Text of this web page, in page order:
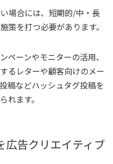
場合には、短期的/中・長
策を打つ必要があります。
ペーンやモニターの活用、
るレターや顧客向けのメー
稿などハッシュタグ投稿を
れます。
広告クリエイティブ